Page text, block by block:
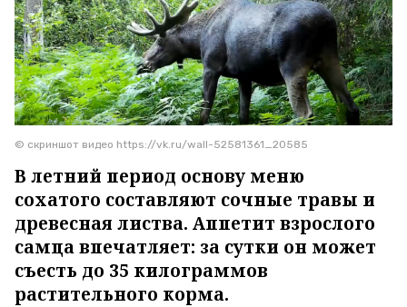
© скриншот видео https://vk.ru/wall-52581361_20585
В летний период основу меню
сохатого составляют сочные травы и
древесная листва. Аппетит взрослого
самца впечатляет: за сутки он может
съесть до 35 килограммов
растительного корма.